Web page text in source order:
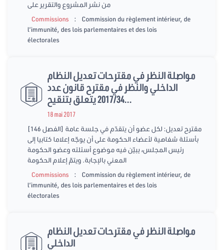
من نشر المشروع والتقرير على
Commissions
:
Commission du règlement intérieur, de
l’immunité, des lois parlementaires et des lois
électorales
مواصلة النظر في مقترحات تعديل النظام
الداخلي والنظر في مقترح قانون عدد
2017/34 يتعلق بتنقيح...
18 mai 2017
[الفصل 146] مقترح تعديل: لكل عضو أن يتقدّم في جلسة عامة
بأسئلة شفاهية لأعضاء الحكومة على أن يوجّه إعلاما كتابيا إلى
رئيس المجلس، يبيّن فيه موضوع أسئلته وعضو الحكومة
المعني بالإجابة. ويتمّ إعلام الحكومة
Commissions
:
Commission du règlement intérieur, de
l’immunité, des lois parlementaires et des lois
électorales
مواصلة النظر في مقترحات تعديل النظام
الداخلي